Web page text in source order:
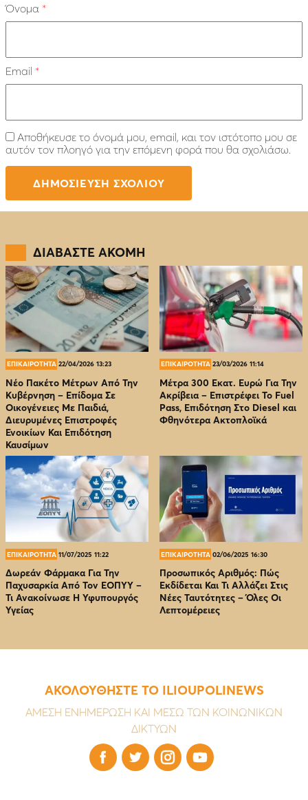
Όνομα *
Email *
Αποθήκευσε το όνομά μου, email, και τον ιστότοπο μου σε
αυτόν τον πλοηγό για την επόμενη φορά που θα σχολιάσω.
ΔΙΑΒΑΣΤΕ ΑΚΟΜΗ
ΕΠΙΚΑΙΡΟΤΗΤΑ 22/04/2026 13:23
Νέο Πακέτο Μέτρων Από Την
Κυβέρνηση – Επίδομα Σε
Οικογένειες Με Παιδιά,
Διευρυμένες Επιστροφές
Ενοικίων Και Επιδότηση
Καυσίμων
ΕΠΙΚΑΙΡΟΤΗΤΑ 23/03/2026 11:14
Μέτρα 300 Εκατ. Ευρώ Για Την
Ακρίβεια – Επιστρέφει Το Fuel
Pass, Επιδότηση Στο Diesel και
Φθηνότερα Ακτοπλοϊκά
ΕΠΙΚΑΙΡΟΤΗΤΑ 11/07/2025 11:22
Δωρεάν Φάρμακα Για Την
Παχυσαρκία Από Τον EOΠΥΥ –
Τι Ανακοίνωσε Η Υφυπουργός
Υγείας
ΕΠΙΚΑΙΡΟΤΗΤΑ 02/06/2025 16:30
Προσωπικός Αριθμός: Πώς
Εκδίδεται Και Τι Αλλάζει Στις
Νέες Ταυτότητες – Όλες Οι
Λεπτομέρειες
ΑΚΟΛΟΥΘΗΣΤΕ ΤΟ ILIOUPOLINEWS
ΑΜΕΣΗ ΕΝΗΜΕΡΩΣΗ ΚΑΙ ΜΕΣΩ ΤΩΝ ΚΟΙΝΩΝΙΚΩΝ
ΔΙΚΤΥΩΝ
   